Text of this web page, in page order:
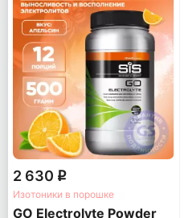
2 630 q
Изотоники в порошке
GO Electrolyte Powder